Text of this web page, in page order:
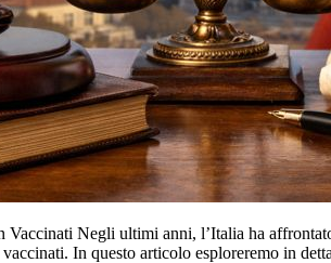
Negli ultimi anni, l’Italia ha
In questo articolo esploreremo in